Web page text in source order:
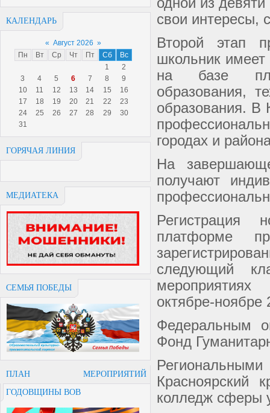
КАЛЕНДАРЬ
« Август 2026 »
Пн
Вт Ср Чт Пт Сб
Вс
1
2
3
4 5 6 7 8
9
10
11 12 13 14 15
16
17
18 19 20 21 22
23
24
25 26 27 28 29
30
31
ГОРЯЧАЯ ЛИНИЯ
МЕДИАТЕКА
СЕМЬЯ ПОБЕДЫ
ПЛАН МЕРОПРИЯТИЙ
ГОДОВЩИНЫ ВОВ
свои интересы,
Второй этап
школьник
на базе
образования,
образования. В
городах и
На
получают
Регистрация
платформе
следующий
октябре-ноябре
Федеральным
Фонд
Красноярский
колледж сферы